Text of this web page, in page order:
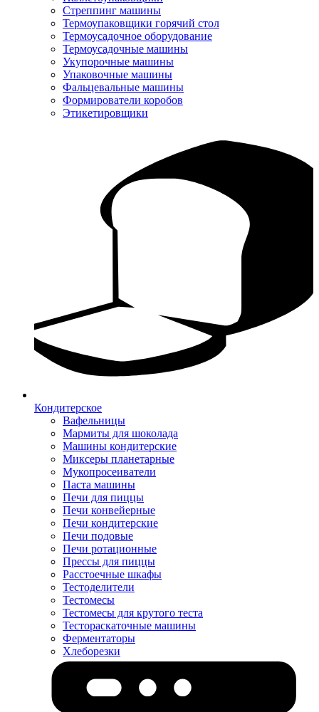
Стреппинг машины
Термоупаковщики горячий стол
Термоусадочное оборудование
Термоусадочные машины
Укупорочные машины
Упаковочные машины
Фальцевальные машины
Формирователи коробов
Этикетировщики
Кондитерское
Вафельницы
Мармиты для шоколада
Машины кондитерские
Миксеры планетарные
Мукопросеиватели
Паста машины
Печи для пиццы
Печи конвейерные
Печи кондитерские
Печи подовые
Печи ротационные
Прессы для пиццы
Расстоечные шкафы
Тестоделители
Тестомесы
Тестомесы для крутого теста
Тестораскаточные машины
Ферментаторы
Хлеборезки